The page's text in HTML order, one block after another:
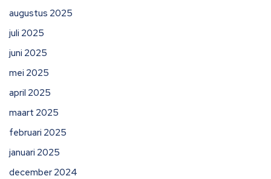
augustus 2025
juli 2025
juni 2025
mei 2025
april 2025
maart 2025
februari 2025
januari 2025
december 2024